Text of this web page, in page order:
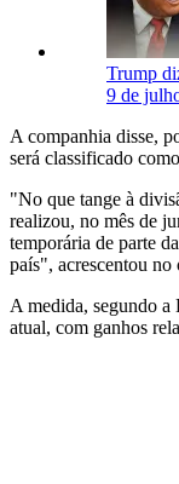
Trump
9 de
A companhia disse,
será classificado
"No que tange à
realizou, no mês de
temporária de parte
país", acrescentou no
A medida, segundo a
atual, com ganhos